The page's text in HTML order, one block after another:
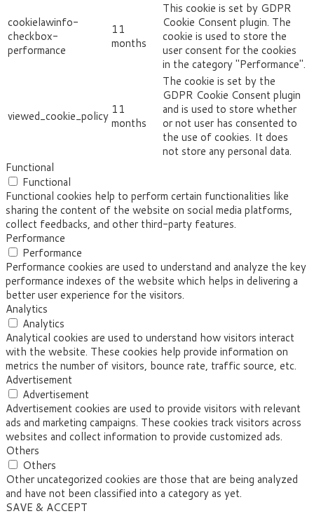
cookielawinfo-
checkbox-
performance
11
months
This cookie is set by GDPR
Cookie Consent plugin. The
cookie is used to store the
user consent for the cookies
in the category "Performance".
viewed_cookie_policy 11
months
The cookie is set by the
GDPR Cookie Consent plugin
and is used to store whether
or not user has consented to
the use of cookies. It does
not store any personal data.
Functional
Functional
Functional cookies help to perform certain functionalities like
sharing the content of the website on social media platforms,
collect feedbacks, and other third-party features.
Performance
Performance
Performance cookies are used to understand and analyze the key
performance indexes of the website which helps in delivering a
better user experience for the visitors.
Analytics
Analytics
Analytical cookies are used to understand how visitors interact
with the website. These cookies help provide information on
metrics the number of visitors, bounce rate, traffic source, etc.
Advertisement
Advertisement
Advertisement cookies are used to provide visitors with relevant
ads and marketing campaigns. These cookies track visitors across
websites and collect information to provide customized ads.
Others
Others
Other uncategorized cookies are those that are being analyzed
and have not been classified into a category as yet.
SAVE & ACCEPT